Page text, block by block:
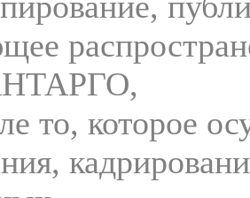
то, которое